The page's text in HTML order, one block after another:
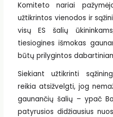
Komiteto nariai
užtikrintos vienodos ir
visų ES šalių
tiesiogines išmokas
būtų prilygintos
Siekiant užtikrinti
reikia atsižvelgti, jog
gaunančių šalių – ypač
patyrusios didžiausius